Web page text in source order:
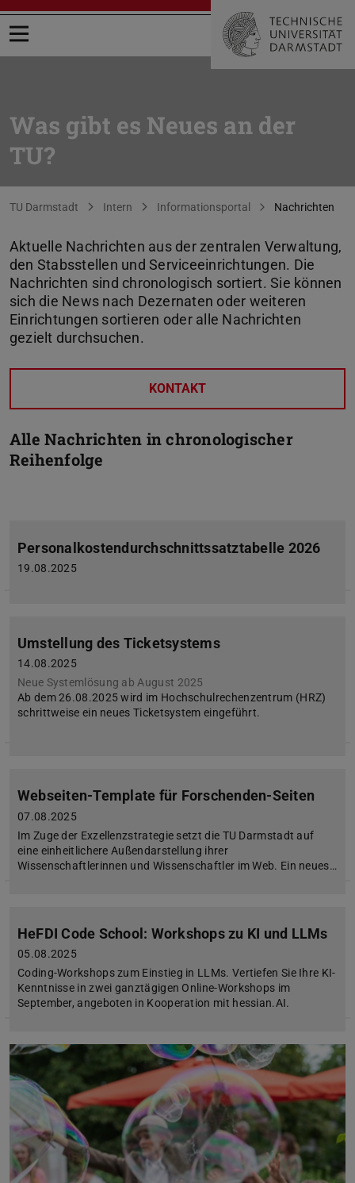
Menü öffnen
Was gibt es Neues an der
TU?
Sie befinden sich hier:
TU Darmstadt Intern Informationsportal Nachrichten
Aktuelle Nachrichten aus der zentralen Verwaltung,
den Stabsstellen und Serviceeinrichtungen. Die
Nachrichten sind chronologisch sortiert. Sie können
sich die News nach Dezernaten oder weiteren
Einrichtungen sortieren oder alle Nachrichten
gezielt durchsuchen.
KONTAKT
Alle Nachrichten in chronologischer
Reihenfolge
Personalkostendurchschnittssatztabelle 2026
19.08.2025
Umstellung des Ticketsystems
14.08.2025
Neue Systemlösung ab August 2025
Ab dem 26.08.2025 wird im Hochschulrechenzentrum (HRZ)
schrittweise ein neues Ticketsystem eingeführt.
Webseiten-Template für Forschenden-Seiten
07.08.2025
Im Zuge der Exzellenzstrategie setzt die TU Darmstadt auf
eine einheitlichere Außendarstellung ihrer
Wissenschaftlerinnen und Wissenschaftler im Web. Ein neues…
HeFDI Code School: Workshops zu KI und LLMs
05.08.2025
Coding-Workshops zum Einstieg in LLMs. Vertiefen Sie Ihre KI-
Kenntnisse in zwei ganztägigen Online-Workshops im
September, angeboten in Kooperation mit hessian.AI.